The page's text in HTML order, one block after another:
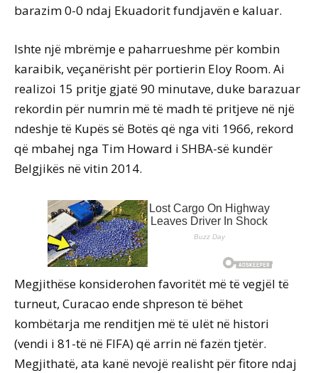
barazim 0-0 ndaj Ekuadorit fundjavën e kaluar.
Ishte një mbrëmje e paharrueshme për kombin
karaibik, veçanërisht për portierin Eloy Room. Ai
realizoi 15 pritje gjatë 90 minutave, duke barazuar
rekordin për numrin më të madh të pritjeve në një
ndeshje të Kupës së Botës që nga viti 1966, rekord
që mbahej nga Tim Howard i SHBA-së kundër
Belgjikës në vitin 2014.
Megjithëse konsiderohen favoritët më të vegjël të
turneut, Curacao ende shpreson të bëhet
kombëtarja me renditjen më të ulët në histori
(vendi i 81-të në FIFA) që arrin në fazën tjetër.
Megjithatë, ata kanë nevojë realisht për fitore ndaj